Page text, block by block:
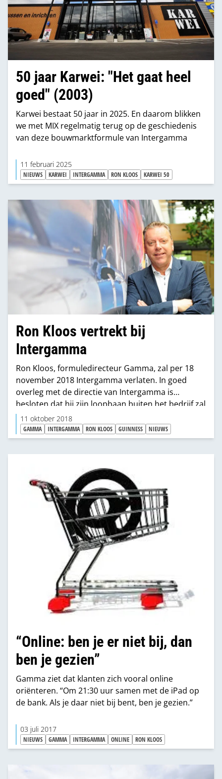
50 jaar Karwei: "Het gaat heel
goed" (2003)
Karwei bestaat 50 jaar in 2025. En daarom blikken
we met MIX regelmatig terug op de geschiedenis
van deze bouwmarktformule van Intergamma
11 februari 2025
NIEUWS KARWEI INTERGAMMA RON KLOOS KARWEI 50
Ron Kloos vertrekt bij
Intergamma
Ron Kloos, formuledirecteur Gamma, zal per 18
november 2018 Intergamma verlaten. In goed
overleg met de directie van Intergamma is
besloten dat hij zijn loopbaan buiten het bedrijf zal
voortzetten.
11 oktober 2018
GAMMA INTERGAMMA RON KLOOS GUINNESS NIEUWS
“Online: ben je er niet bij, dan
ben je gezien”
Gamma ziet dat klanten zich vooral online
oriënteren. “Om 21:30 uur samen met de iPad op
de bank. Als je daar niet bij bent, ben je gezien.”
03 juli 2017
NIEUWS GAMMA INTERGAMMA ONLINE RON KLOOS